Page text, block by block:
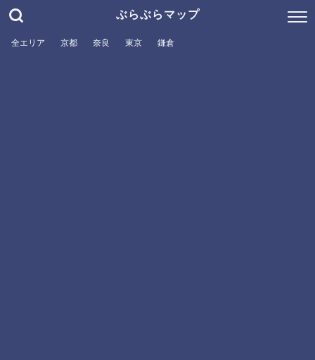
ぶらぶらマップ
全エリア 京都 奈良 東京 鎌倉